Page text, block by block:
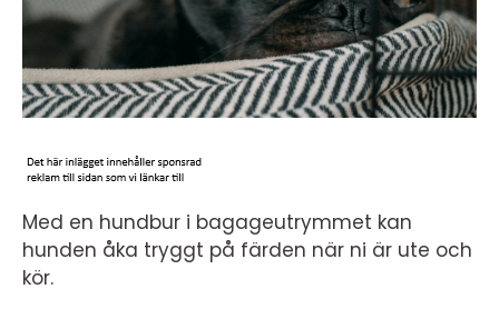
Med en hundbur i bagageutrymmet kan
hunden åka tryggt på färden när ni är ute och
kör.